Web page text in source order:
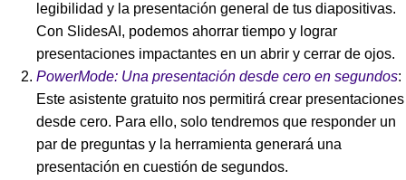
legibilidad y la presentación general de tus diapositivas.
Con SlidesAI, podemos ahorrar tiempo y lograr
presentaciones impactantes en un abrir y cerrar de ojos.
PowerMode: Una presentación desde cero en segundos:
Este asistente gratuito nos permitirá crear presentaciones
desde cero. Para ello, solo tendremos que responder un
par de preguntas y la herramienta generará una
presentación en cuestión de segundos.